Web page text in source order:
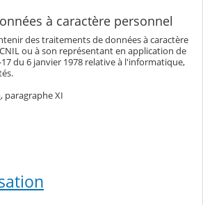
à caractère personnel
des traitements de données à caractère
ou à son représentant en application de
17 du 6 janvier 1978 relative à l'informatique,
, paragraphe XI